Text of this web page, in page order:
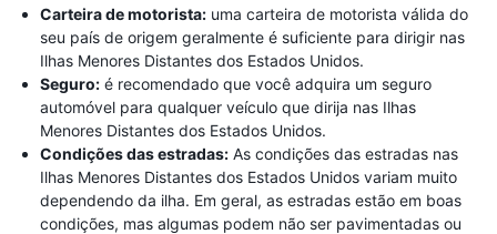
Carteira de motorista: uma carteira de motorista válida do
seu país de origem geralmente é suficiente para dirigir nas
Ilhas Menores Distantes dos Estados Unidos.
Seguro: é recomendado que você adquira um seguro
automóvel para qualquer veículo que dirija nas Ilhas
Menores Distantes dos Estados Unidos.
Condições das estradas: As condições das estradas nas
Ilhas Menores Distantes dos Estados Unidos variam muito
dependendo da ilha. Em geral, as estradas estão em boas
condições, mas algumas podem não ser pavimentadas ou